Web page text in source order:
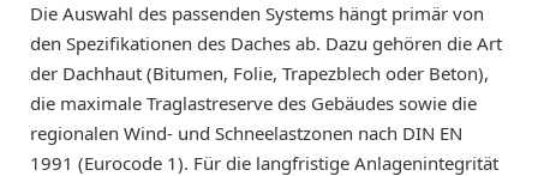
Die Auswahl des passenden Systems hängt primär von
den Spezifikationen des Daches ab. Dazu gehören die Art
der Dachhaut (Bitumen, Folie, Trapezblech oder Beton),
die maximale Traglastreserve des Gebäudes sowie die
regionalen Wind- und Schneelastzonen nach DIN EN
1991 (Eurocode 1). Für die langfristige Anlagenintegrität